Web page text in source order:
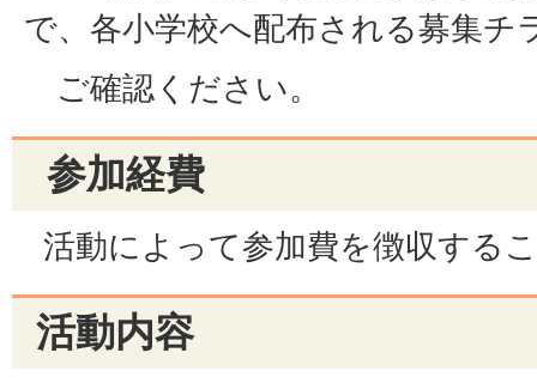
で、各小学校へ配布される募集チ
ご確認ください。
参加経費
活動によって参加費を徴収する
活動内容